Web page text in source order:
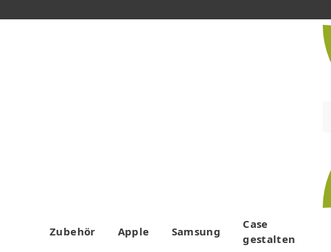
Zubehör Apple Samsung
Case
gestalten